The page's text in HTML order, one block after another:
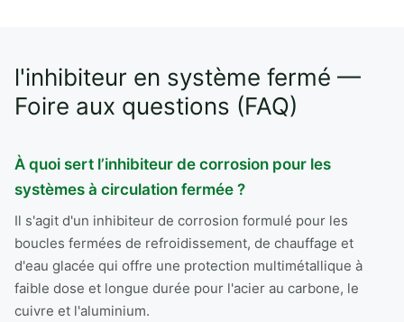
l'inhibiteur en système fermé —
Foire aux questions (FAQ)
À quoi sert l’inhibiteur de corrosion pour les
systèmes à circulation fermée ?
Il s'agit d'un inhibiteur de corrosion formulé pour les
boucles fermées de refroidissement, de chauffage et
d'eau glacée qui offre une protection multimétallique à
faible dose et longue durée pour l'acier au carbone, le
cuivre et l'aluminium.